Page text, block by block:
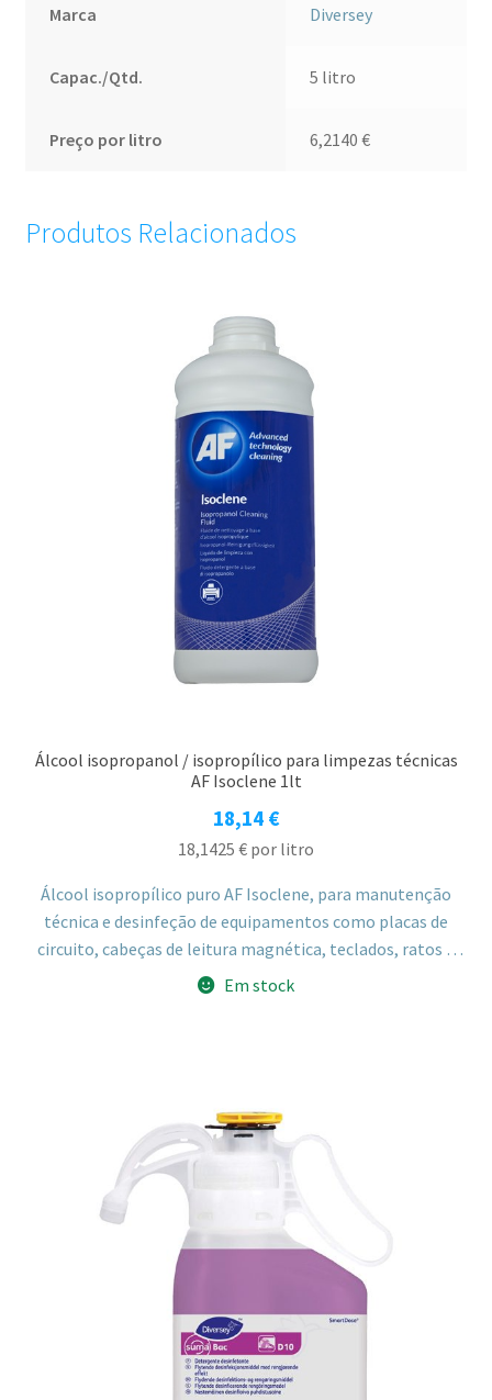
Marca Diversey
Capac./Qtd. 5 litro
Preço por litro 6,2140€
Produtos Relacionados
Álcool isopropanol / isopropílico para limpezas técnicas
AF Isoclene 1lt
18,14 €
18,1425 € por litro
Álcool isopropílico puro AF Isoclene, para manutenção
técnica e desinfeção de equipamentos como placas de
circuito, cabeças de leitura magnética, teclados, ratos e
TPA multibanco, sem deixar resíduos.
Em stock